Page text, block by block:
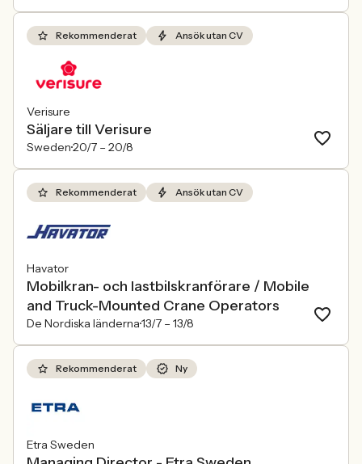
Rekommenderat Ansök utan CV
Verisure
Säljare till Verisure
Sweden20/7 – 20/8
Rekommenderat Ansök utan CV
Havator
Mobilkran- och lastbilskranförare / Mobile
and Truck-Mounted Crane Operators
De Nordiska länderna13/7 – 13/8
Rekommenderat Ny
Etra Sweden